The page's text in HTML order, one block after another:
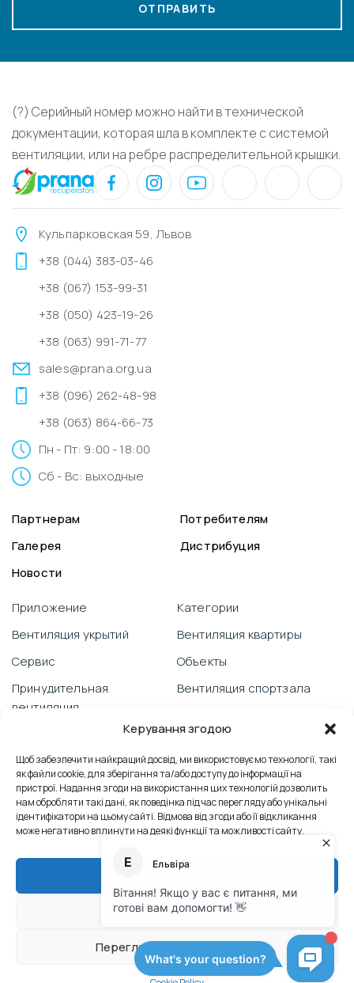
Керування згодою
Щоб забезпечити найкращий досвід, ми використовуємо технології, такі
як файли cookie, для зберігання та/або доступу до інформації на
пристрої. Надання згоди на використання цих технологій дозволить
нам обробляти такі дані, як поведінка під час перегляду або унікальні
ідентифікатори на цьому сайті. Відмова від згоди або її відкликання
може негативно вплинути на деякі функції та можливості сайту.
Прийняти
Відхилити
Переглянути налаштування
ОТПРАВИТЬ
(?) Серийный номер можно найти в технической
документации, которая шла в комплекте с системой
вентиляции, или на ребре распределительной крышки.
Кульпарковская 59, Львов
+38 (044) 383-03-46
+38 (067) 153-99-31
+38 (050) 423-19-26
+38 (063) 991-71-77
sales@prana.org.ua
+38 (096) 262-48-98
+38 (063) 864-66-73
Пн - Пт: 9:00 - 18:00
Сб - Вс: выходные
Партнерам
Потребителям
Галерея
Дистрибуция
Новости
Приложение
Вентиляция укрытий
Сервис
Принудительная
вентиляция
PRANA со смартфона
Техническая поддержка
Борьба с плесенью
Теплообменник
Категории
Вентиляция квартиры
Объекты
Вентиляция спортзала
Отзывы
Вентиляция офиса
Контакты
Промышленная вентиляция
Политика конфиденциальности